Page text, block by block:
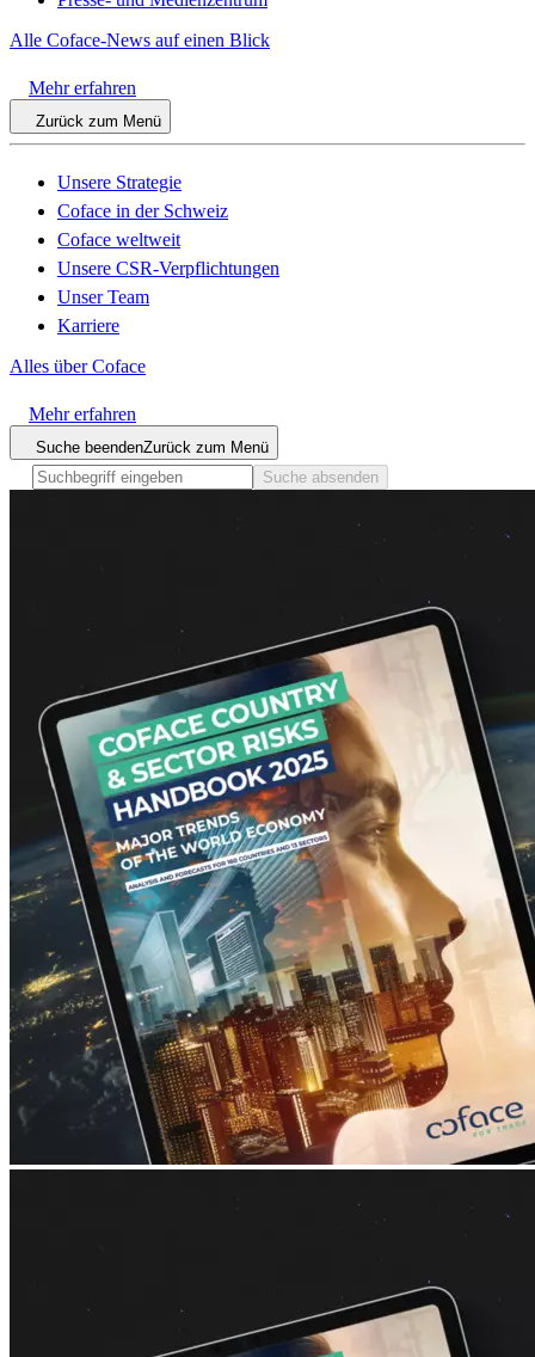
Alle Coface-News auf einen Blick
Mehr erfahren
Zurück zum Menü
Unsere Strategie
Coface in der Schweiz
Coface weltweit
Unsere CSR-Verpflichtungen
Unser Team
Karriere
Alles über Coface
Mehr erfahren
Suche beendenZurück zum Menü
Suche absenden